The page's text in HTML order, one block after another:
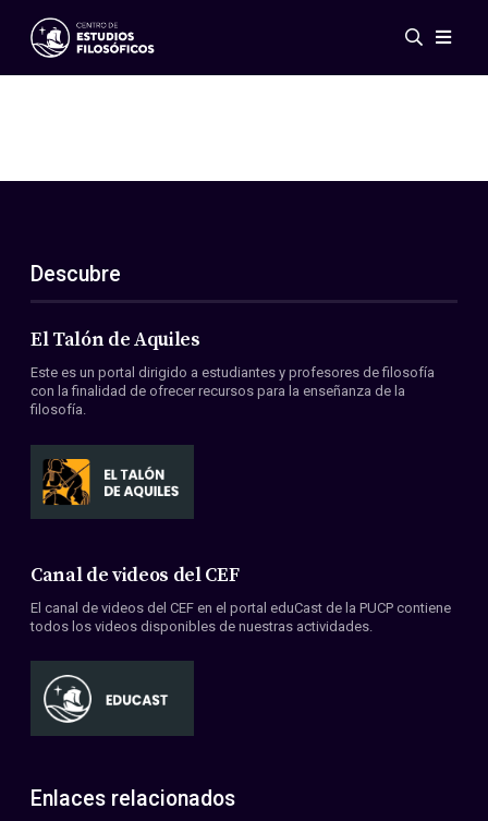
Eventos
ES
EN
Acerca de nosotros
Miembros
Convenios
Descubre
El Talón de Aquiles
Este es un portal dirigido a estudiantes y profesores de filosofía
con la finalidad de ofrecer recursos para la enseñanza de la
filosofía.
Canal de videos del CEF
El canal de videos del CEF en el portal eduCast de la PUCP contiene
todos los videos disponibles de nuestras actividades.
Enlaces relacionados